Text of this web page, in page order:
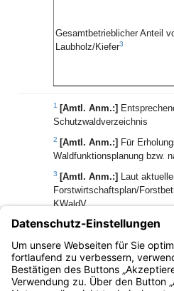
Gesamtbetrieblicher Anteil
Laubholz/Kiefer3
1 [Amtl. Anm.:]
Schutzwaldverzeichnis
2 [Amtl. Anm.:] Für
Waldfunktionsplanung bzw.
3 [Amtl. Anm.:] Laut
Forstwirtschaftsplan/
KWaldV
Anlage 3 (aufgehoben)
Anlage 4 (nicht mehr belegt)